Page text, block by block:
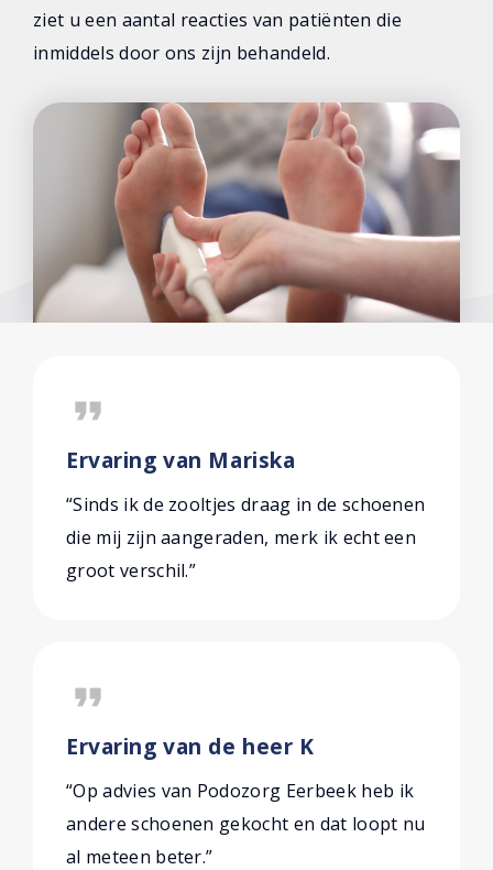
ziet u een aantal reacties van patiënten die
inmiddels door ons zijn behandeld.
format_quote
Ervaring van Mariska
“Sinds ik de zooltjes draag in de schoenen
die mij zijn aangeraden, merk ik echt een
groot verschil.”
format_quote
Ervaring van de heer K
“Op advies van Podozorg Eerbeek heb ik
andere schoenen gekocht en dat loopt nu
al meteen beter.”